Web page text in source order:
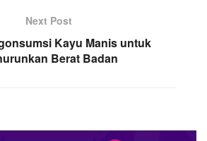
Next Post
Kayu Manis untuk
Berat Badan